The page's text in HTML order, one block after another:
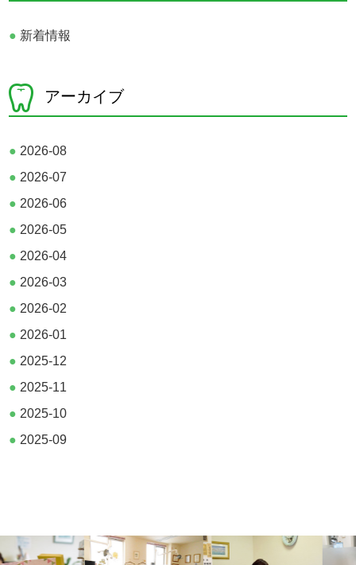
● 新着情報
アーカイブ
● 2026-08
● 2026-07
● 2026-06
● 2026-05
● 2026-04
● 2026-03
● 2026-02
● 2026-01
● 2025-12
● 2025-11
● 2025-10
● 2025-09